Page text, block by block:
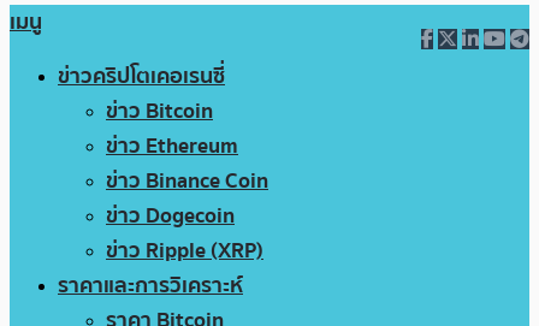
เมนู
ข่าวคริปโตเคอเรนซี่
ข่าว Bitcoin
ข่าว Ethereum
ข่าว Binance Coin
ข่าว Dogecoin
ข่าว Ripple (XRP)
ราคาและการวิเคราะห์